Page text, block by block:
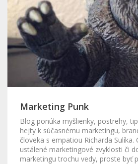
Marketing Punk
Blog ponúka myšlienky, postrehy,
hejty k súčasnému marketingu,
človeka s empatiou Richarda
ustálené marketingové zvyklosti či
marketingu trochu vedy, proste byť